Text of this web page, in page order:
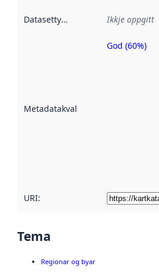
Datasettype Ikkje oppgitt
Metadatakvalitet
Metadatakvalitet
God (60%)
URI:
Tema
Regionar og byar